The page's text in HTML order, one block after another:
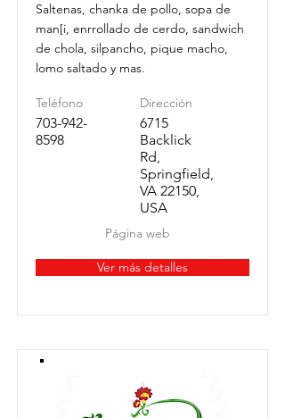
Saltenas, chanka de pollo, sopa de
man[i, enrrollado de cerdo, sandwich
de chola, silpancho, pique macho,
lomo saltado y mas.
Teléfono
703-942-
8598
Dirección
6715
Backlick
Rd,
Springfield,
VA 22150,
USA
Página web
Ver más detalles